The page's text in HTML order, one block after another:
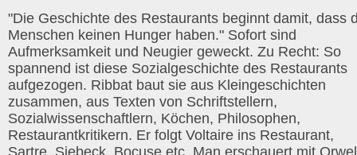
"Die Geschichte des Restaurants beginnt damit, dass
Menschen keinen Hunger haben." Sofort sind
Aufmerksamkeit und Neugier geweckt. Zu Recht: So
spannend ist diese Sozialgeschichte des Restaurants
aufgezogen. Ribbat baut sie aus Kleingeschichten
zusammen, aus Texten von Schriftstellern,
Sozialwissenschaftlern, Köchen, Philosophen,
Restaurantkritikern. Er folgt Voltaire ins Restaurant,
Sartre, Siebeck, Bocuse etc. Man erschauert mit